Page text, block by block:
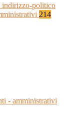
indirizzo-politico
214
- amministrativi